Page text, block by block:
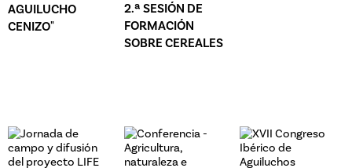
AGUILUCHO
CENIZO"
2.ª SESIÓN DE
FORMACIÓN
SOBRE CEREALES